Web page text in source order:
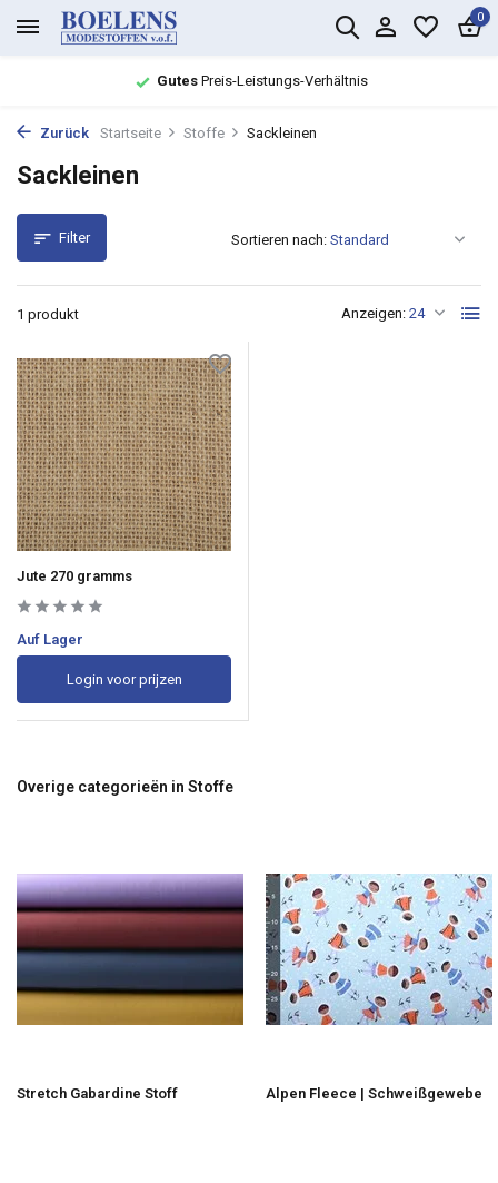
0
GutesPreis-Leistungs-Verhältnis
Zurück Startseite Stoffe Sackleinen
Sackleinen
Filter
1 produkt Anzeigen:
Sortieren nach:
Jute 270 gramms
Auf Lager
Login voor prijzen
Overige categorieën in Stoffe
Stretch Gabardine Stoff Alpen Fleece | Schweißgewebe